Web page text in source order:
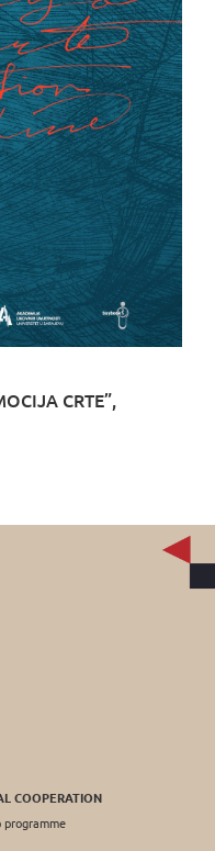
CRTE”,
COOPERATION
programme